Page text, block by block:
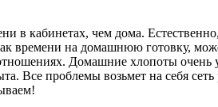
кабинетах, чем дома.
времени на домашнюю готовку,
Домашние хлопоты очень
Все проблемы возьмет на себя